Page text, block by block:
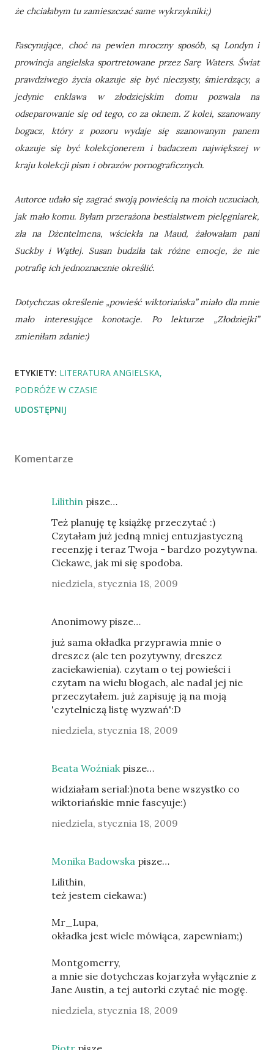
że chciałabym tu zamieszczać same wykrzykniki;)
Fascynujące, choć na pewien mroczny sposób, są Londyn i
prowincja angielska sportretowane przez Sarę Waters. Świat
prawdziwego życia okazuje się być nieczysty, śmierdzący, a
jedynie enklawa w złodziejskim domu pozwala na
odseparowanie się od tego, co za oknem. Z kolei, szanowany
bogacz, który z pozoru wydaje się szanowanym panem
okazuje się być kolekcjonerem i badaczem największej w
kraju kolekcji pism i obrazów pornograficznych.
Autorce udało się zagrać swoją powieścią na moich uczuciach,
jak mało komu. Byłam przerażona bestialstwem pielęgniarek,
zła na Dżentelmena, wściekła na Maud, żałowałam pani
Suckby i Wątłej. Susan budziła tak różne emocje, że nie
potrafię ich jednoznacznie określić.
Dotychczas określenie „powieść wiktoriańska” miało dla mnie
mało interesujące konotacje. Po lekturze „Złodziejki”
zmieniłam zdanie:)
ETYKIETY: LITERATURA ANGIELSKA
PODRÓŻE W CZASIE
UDOSTĘPNIJ
Komentarze
Lilithin pisze…
Też planuję tę książkę przeczytać :)
Czytałam już jedną mniej entuzjastyczną
recenzję i teraz Twoja - bardzo pozytywna.
Ciekawe, jak mi się spodoba.
niedziela, stycznia 18, 2009
Anonimowy pisze…
już sama okładka przyprawia mnie o
dreszcz (ale ten pozytywny, dreszcz
zaciekawienia). czytam o tej powieści i
czytam na wielu blogach, ale nadal jej nie
przeczytałem. już zapisuję ją na moją
'czytelniczą listę wyzwań':D
niedziela, stycznia 18, 2009
Beata Woźniakpisze…
widziałam serial:)nota bene wszystko co
wiktoriańskie mnie fascyuje:)
niedziela, stycznia 18, 2009
Monika Badowska pisze…
Lilithin,
też jestem ciekawa:)
Mr_Lupa,
okładka jest wiele mówiąca, zapewniam;)
Montgomerry,
a mnie sie dotychczas kojarzyła wyłącznie z
Jane Austin, a tej autorki czytać nie mogę.
niedziela, stycznia 18, 2009